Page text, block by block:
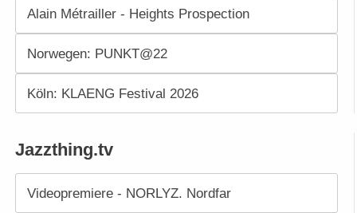
Alain Métrailler - Heights Prospection
Norwegen: PUNKT@22
Köln: KLAENG Festival 2026
Jazzthing.tv
Videopremiere - NORLYZ. Nordfar